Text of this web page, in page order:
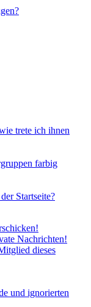
trete ich ihnen
farbig
Startseite?
Nachrichten!
dieses
und ignorierten